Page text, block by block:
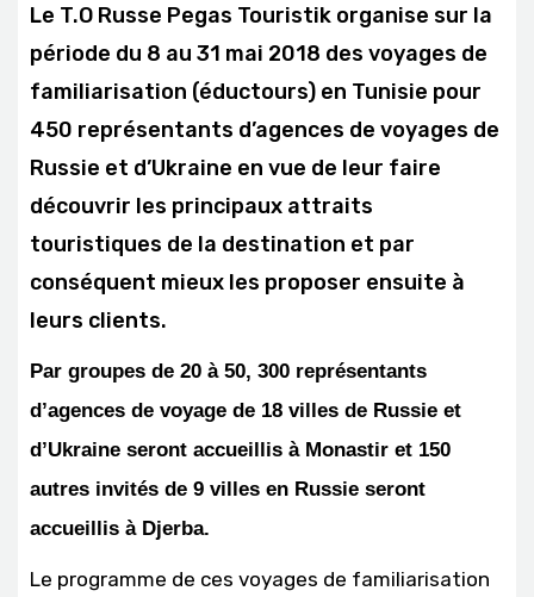
Le T.O Russe Pegas Touristik organise sur la
période du 8 au 31 mai 2018 des voyages de
familiarisation (éductours) en Tunisie pour
450 représentants d’agences de voyages de
Russie et d’Ukraine en vue de leur faire
découvrir les principaux attraits
touristiques de la destination et par
conséquent mieux les proposer ensuite à
leurs clients.
Par groupes de 20 à 50, 300 représentants
d’agences de voyage de 18 villes de Russie et
d’Ukraine seront accueillis à Monastir et 150
autres invités de 9 villes en Russie seront
accueillis à Djerba.
Le programme de ces voyages de familiarisation